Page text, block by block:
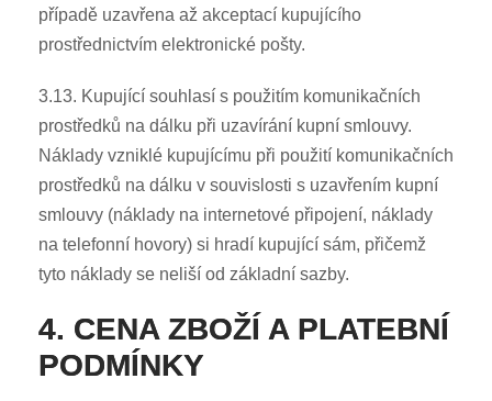
případě uzavřena až akceptací kupujícího
prostřednictvím elektronické pošty.
3.13. Kupující souhlasí s použitím komunikačních
prostředků na dálku při uzavírání kupní smlouvy.
Náklady vzniklé kupujícímu při použití komunikačních
prostředků na dálku v souvislosti s uzavřením kupní
smlouvy (náklady na internetové připojení, náklady
na telefonní hovory) si hradí kupující sám, přičemž
tyto náklady se neliší od základní sazby.
4. CENA ZBOŽÍ A PLATEBNÍ
PODMÍNKY